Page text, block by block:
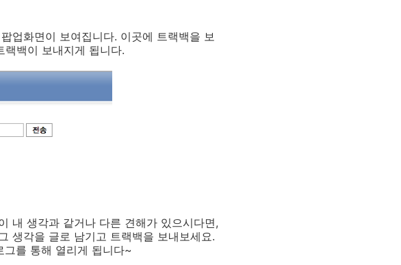
업화면이 보여집니다. 이곳에 트랙백을 보
백이 보내지게 됩니다.
내 생각과 같거나 다른 견해가 있으시다면,
생각을 글로 남기고 트랙백을 보내보세요.
를 통해 열리게 됩니다~